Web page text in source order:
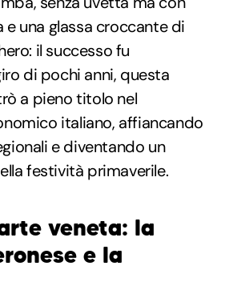
e una glassa croccante di
il successo fu
di pochi anni, questa
a pieno titolo nel
italiano, affiancando
e diventando un
festività primaverile.
veneta: la
e la